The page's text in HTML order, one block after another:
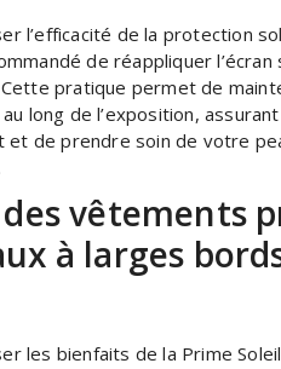
l’efficacité de la protection
de réappliquer
pratique permet de
long de l’exposition,
et de prendre soin de votre
vêtements
à larges
les bienfaits de la Prime